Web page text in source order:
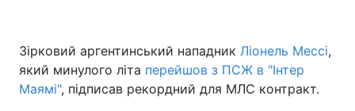
Зірковий аргентинський нападник Ліонель Мессі,
який минулого літа перейшов з ПСЖ в "Інтер
Маямі", підписав рекордний для МЛС контракт.